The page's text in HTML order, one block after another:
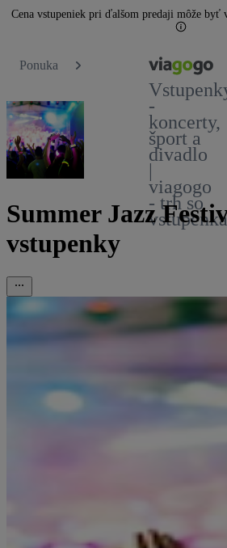
Cena vstupeniek pri ďalšom predaji môže byť
Ponuka
-
koncerty,
šport a
divadlo
|
viagogo
- trh so
Summer Jazz
vstupenky